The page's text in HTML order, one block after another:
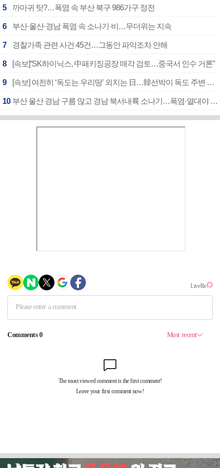
5 까마귀 탓?…폭염 속 부산 북구 986가구 정전
6 부산·울산·경남 폭염 속 소나기·비…무더위는 지속
7 경찰가족 관련 사건 45건…그동안 파악조차 안해
8 [속보]“SK하이닉스, 中패키징공장 매각 검토…중국서 인수 거론”
9 [속보] 여전히 ‘독도는 우리땅’ 외치는 日…韓선박이 독도 주변 해양조사 활동하자 반발
10 부산 울산 경남 구름 많고 경남 북서내륙 소나기…폭염·열대야 계속